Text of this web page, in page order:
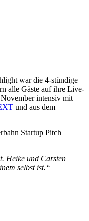
war die 4-stündige
alle Gäste auf ihre Live-
November intensiv mit
und aus dem
Startup Pitch
Heike und Carsten
selbst ist.“